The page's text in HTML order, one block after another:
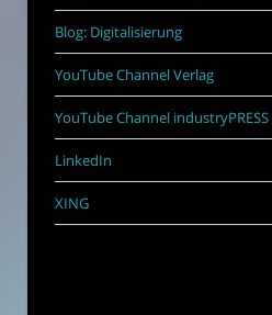
Blog: Digitalisierung
YouTube Channel Verlag
YouTube Channel industryPRESS
LinkedIn
XING